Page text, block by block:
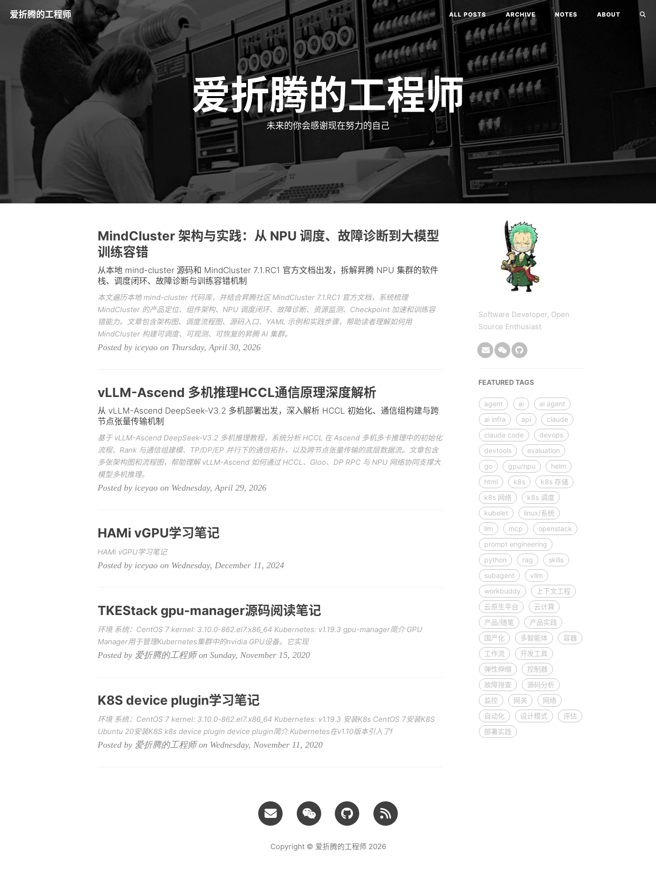
爱折腾的工程师 ALL POSTS ARCHIVE NOTES ABOUT
爱折腾的工程师
未来的你会感谢现在努力的自己
MindCluster 架构与实践：从 NPU 调度、故障诊断到大模型
训练容错
从本地 mind-cluster 源码和 MindCluster 7.1.RC1 官方文档出发，拆解昇腾 NPU 集群的软件
栈、调度闭环、故障诊断与训练容错机制
本文遍历本地 mind-cluster 代码库，并结合昇腾社区 MindCluster 7.1.RC1 官方文档，系统梳理
MindCluster 的产品定位、组件架构、NPU 调度闭环、故障诊断、资源监测、Checkpoint 加速和训练容
错能力。文章包含架构图、调度流程图、源码入口、YAML 示例和实践步骤，帮助读者理解如何用
MindCluster 构建可调度、可观测、可恢复的昇腾 AI 集群。
Posted by iceyao on Thursday, April 30, 2026
vLLM-Ascend 多机推理HCCL通信原理深度解析
从 vLLM-Ascend DeepSeek-V3.2 多机部署出发，深入解析 HCCL 初始化、通信组构建与跨
节点张量传输机制
基于 vLLM-Ascend DeepSeek-V3.2 多机推理教程，系统分析 HCCL 在 Ascend 多机多卡推理中的初始化
流程、Rank 与通信组建模、TP/DP/EP 并行下的通信拓扑，以及跨节点张量传输的底层数据流。文章包含
多张架构图和流程图，帮助理解 vLLM-Ascend 如何通过 HCCL、Gloo、DP RPC 与 NPU 网络协同支撑大
模型多机推理。
Posted by iceyao on Wednesday, April 29, 2026
HAMi vGPU学习笔记
HAMi vGPU学习笔记
Posted by iceyao on Wednesday, December 11, 2024
TKEStack gpu-manager源码阅读笔记
环境 系统：CentOS 7 kernel: 3.10.0-862.el7.x86_64 Kubernetes: v1.19.3 gpu-manager简介 GPU
Manager用于管理Kubernetes集群中的nvidia GPU设备。它实现
Posted by 爱折腾的工程师 on Sunday, November 15, 2020
K8S device plugin学习笔记
环境 系统：CentOS 7 kernel: 3.10.0-862.el7.x86_64 Kubernetes: v1.19.3 安装K8s CentOS 7安装K8S
Ubuntu 20安装K8S k8s device plugin device plugin简介 Kubernetes在v1.10版本引入了f
Posted by 爱折腾的工程师 on Wednesday, November 11, 2020
Software Developer, Open
Source Enthusiast
FEATURED TAGS
agent ai
ai agent
ai infra
api
claude
claude code
devops
devtools
evaluation
go
gpu/npu
helm
html
k8s
k8s 存储
k8s 网络
k8s 调度
kubelet
linux/系统
llm
mcp
openstack
prompt engineering
python
rag
skills
subagent
vllm
workbuddy
上下文工程
云原生平台
云计算
产品/随笔
产品实践
国产化
多智能体
容器
工作流
开发工具
弹性伸缩
控制器
故障排查
源码分析
监控
网关
网络
自动化
设计模式
评估
部署实践
Copyright © 爱折腾的工程师 2026